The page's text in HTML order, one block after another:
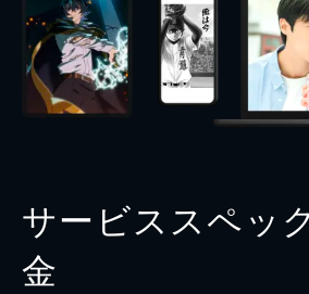
サービススペッ
金